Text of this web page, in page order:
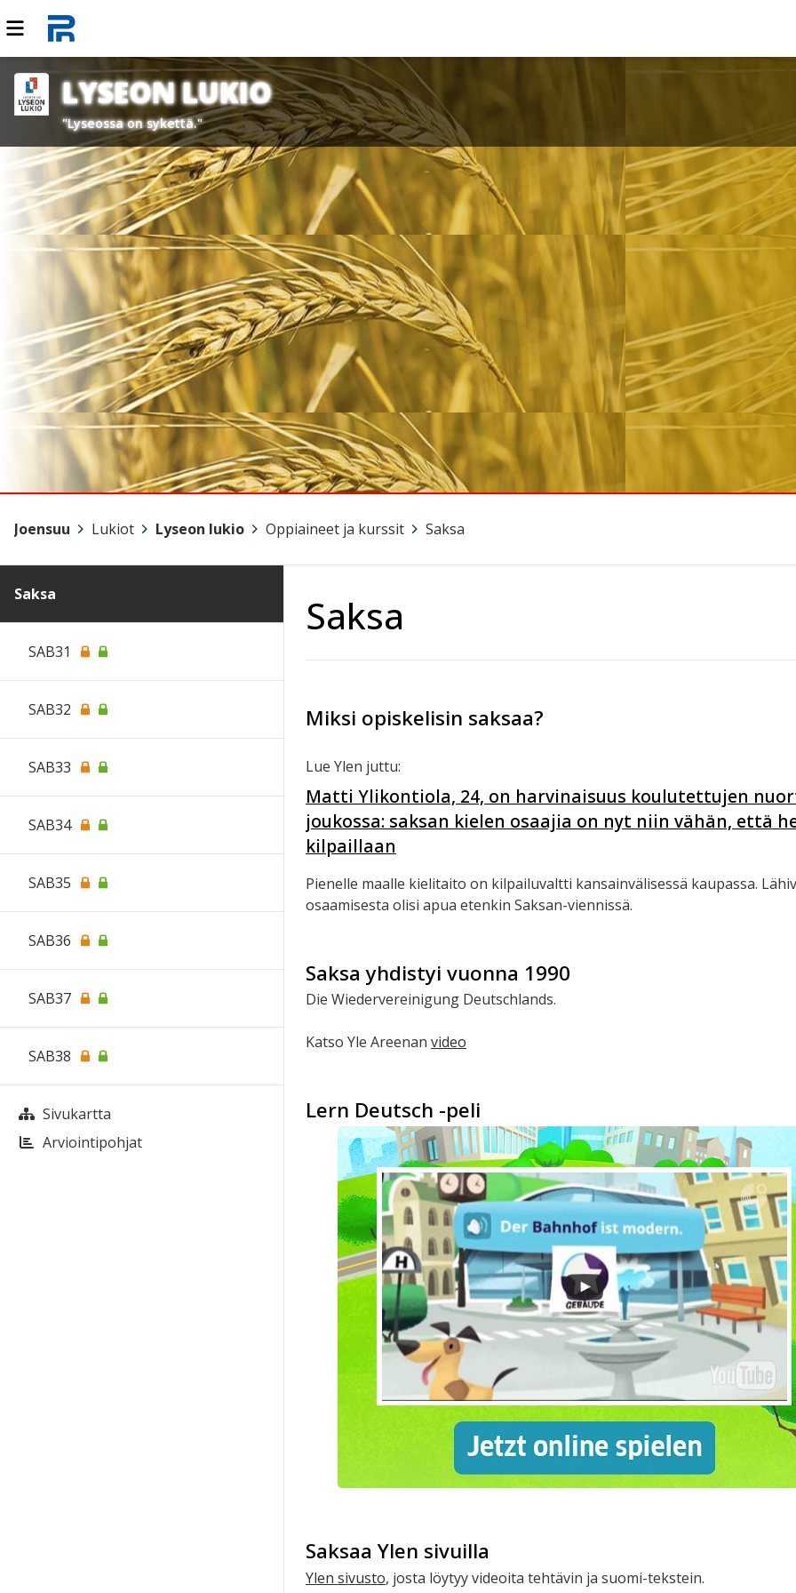
LYSEON LUKIO
"Lyseossa on sykettä."
Joensuu Lukiot Lyseon lukio Oppiaineet ja kurssit Saksa
Saksa
Miksi opiskelisin saksaa?
Lue Ylen juttu:
Matti Ylikontiola, 24, on harvinaisuus koulutettujen
joukossa: saksan kielen osaajia on nyt niin vähän, että
kilpaillaan
Pienelle maalle kielitaito on kilpailuvaltti kansainvälisessä kaupassa.
osaamisesta olisi apua etenkin Saksan-viennissä.
Saksa yhdistyi vuonna 1990
Die Wiedervereinigung Deutschlands.
Katso Yle Areenan video
Lern Deutsch -peli
Saksaa Ylen sivuilla
Ylen sivusto, josta löytyy videoita tehtävin ja suomi-tekstein.
Saksa
SAB31
SAB32
SAB33
SAB34
SAB35
SAB36
SAB37
SAB38
Sivukartta
Arviointipohjat